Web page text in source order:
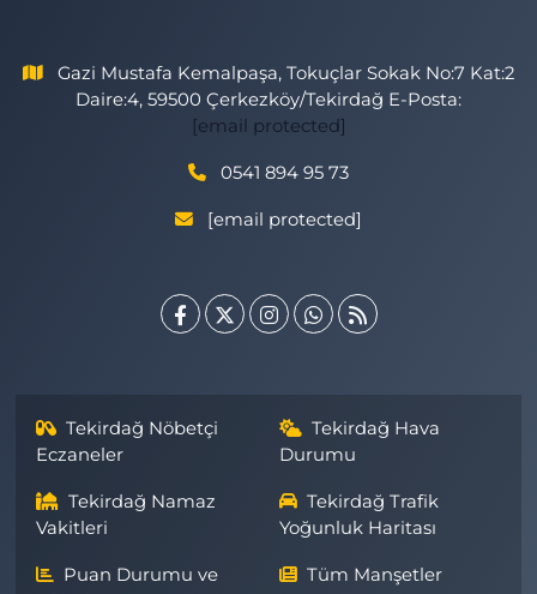
Gazi Mustafa Kemalpaşa, Tokuçlar Sokak No:7 Kat:2
Daire:4, 59500 Çerkezköy/Tekirdağ E-Posta:
[email protected]
0541 894 95 73
[email protected]
Tekirdağ Nöbetçi
Eczaneler
Tekirdağ Hava
Durumu
Tekirdağ Namaz
Vakitleri
Tekirdağ Trafik
Yoğunluk Haritası
Puan Durumu ve
Tüm Manşetler